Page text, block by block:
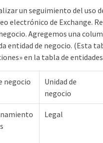
un seguimiento del uso
electrónico de Exchange.
Agregemos una
entidad de negocio. (Esta
en la tabla de
negocio
Unidad de
negocio
Legal